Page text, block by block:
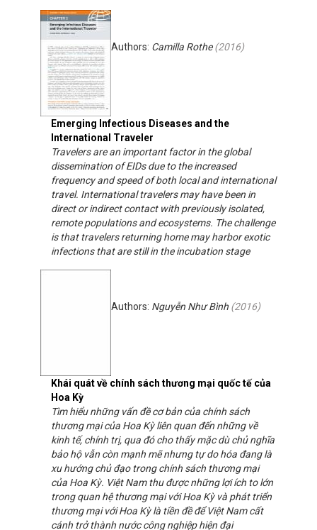
Emerging Infectious Diseases and the
International Traveler
Authors: Camilla Rothe(2016)
Travelers are an important factor in the global
dissemination of EIDs due to the increased
frequency and speed of both local and international
travel. International travelers may have been in
direct or indirect contact with previously isolated,
remote populations and ecosystems. The challenge
is that travelers returning home may harbor exotic
infections that are still in the incubation stage
Khái quát về chính sách thương mại quốc tế của
Hoa Kỳ
Authors: Nguyễn Như Bình (2016)
Tìm hiểu những vấn đề cơ bản của chính sách
thương mại của Hoa Kỳ liên quan đến những về
kinh tế, chính trị, qua đó cho thấy mặc dù chủ nghĩa
bảo hộ vẫn còn mạnh mẽ nhưng tự do hóa đang là
xu hướng chủ đạo trong chính sách thương mại
của Hoa Kỳ. Việt Nam thu được những lợi ích to lớn
trong quan hệ thương mại với Hoa Kỳ và phát triển
thương mại với Hoa Kỳ là tiền đề để Việt Nam cất
cánh trở thành nước công nghiệp hiện đại